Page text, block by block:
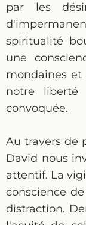
par les
spiritualité
une
mondaines et
notre
convoquée.
Au travers de
David nous
attentif. La
conscience
distraction.